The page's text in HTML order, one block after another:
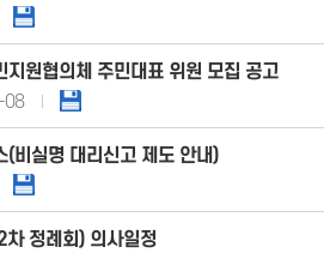
지원협의체 주민대표 위원 모집 공고
08
(비실명 대리신고 제도 안내)
정례회) 의사일정